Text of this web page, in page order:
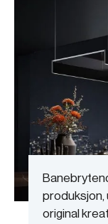
produksjon,
original